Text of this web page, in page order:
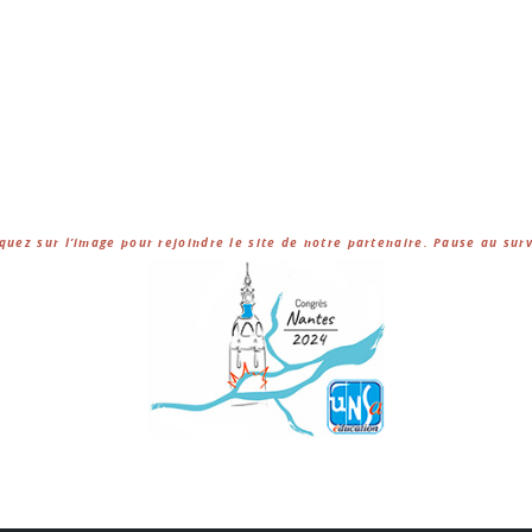
sur l’image pour rejoindre le site de notre partenaire. Pause au